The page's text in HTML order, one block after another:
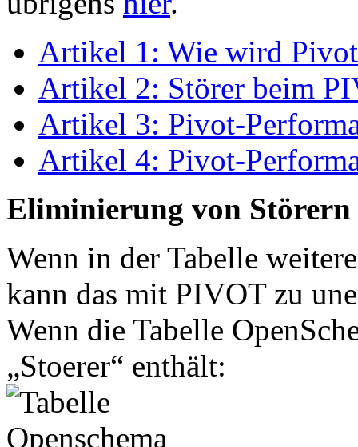
Artikel 1: Wie wird Pivot
Artikel 2: Störer beim
Artikel 3: Pivot-
Artikel 4: Pivot-
Eliminierung von Störern
Wenn in der Tabelle
kann das mit PIVOT zu
Wenn die Tabelle
„Stoerer“ enthält: